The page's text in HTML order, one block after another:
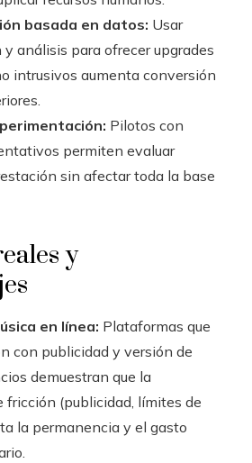
basada en datos: Usar
análisis para ofrecer upgrades
intrusivos aumenta conversión
Pilotos con
permiten evaluar
sin afectar toda la base
y
en línea: Plataformas que
con publicidad y versión de
demuestran que la
fricción (publicidad, límites de
la permanencia y el gasto